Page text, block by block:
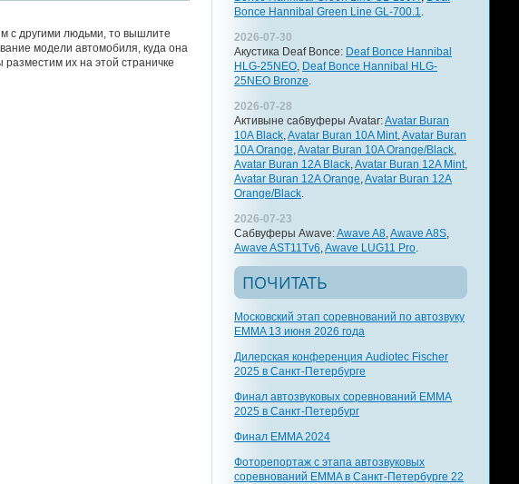
с другими людьми, то вышлите
модели автомобиля, куда она
разместим их на этой страничке
Bonce Hannibal Green Line GL-700.1.
2026-07-30
Акустика Deaf Bonce: Deaf Bonce Hannibal
HLG-25NEO, Deaf Bonce Hannibal HLG-
25NEO Bronze.
2026-07-28
Активыне сабвуферы Avatar:Avatar Buran
10A Black,Avatar Buran 10A Mint,Avatar Buran
10A Orange,Avatar Buran 10A Orange/Black,
Avatar Buran 12A Black,Avatar Buran 12A Mint,
Avatar Buran 12A Orange,Avatar Buran 12A
Orange/Black.
2026-07-23
Сабвуферы Awave:Awave A8,Awave A8S,
Awave AST11Tv6,Awave LUG11 Pro.
ПОЧИТАТЬ
Московский этап соревнований по автозвуку
EMMA 13 июня 2026 года
Дилерская конференция Audiotec Fischer
2025 в Санкт-Петербурге
Финал автозвуковых соревнований EMMA
2025 в Санкт-Петербург
Финал EMMA 2024
Фоторепортаж с этапа автозвуковых
соревнований EMMA в Санкт-Петербурге 22